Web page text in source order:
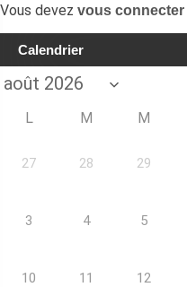
Vous devez vous connecter
Calendrier
L M M
27 28 29
3 4 5
10 11 12